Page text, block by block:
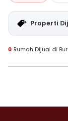
Properti
0 Rumah Dijual di